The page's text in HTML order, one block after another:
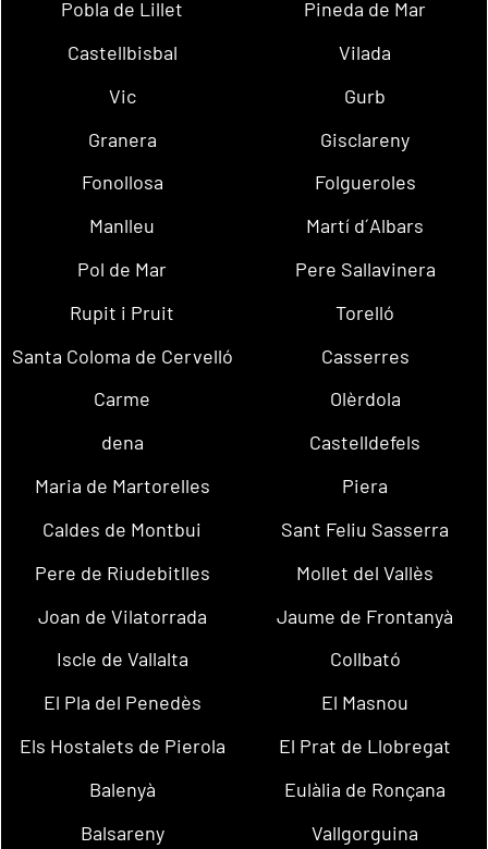
Pobla de Lillet
Pineda de Mar
Castellbisbal
Vilada
Vic
Gurb
Granera
Gisclareny
Fonollosa
Folgueroles
Manlleu
Martí d´Albars
Pol de Mar
Pere Sallavinera
Rupit i Pruit
Torelló
Santa Coloma de Cervelló
Casserres
Carme
Olèrdola
dena
Castelldefels
Maria de Martorelles
Piera
Caldes de Montbui
Sant Feliu Sasserra
Pere de Riudebitlles
Mollet del Vallès
Joan de Vilatorrada
Jaume de Frontanyà
Iscle de Vallalta
Collbató
El Pla del Penedès
El Masnou
Els Hostalets de Pierola
El Prat de Llobregat
Balenyà
Eulàlia de Ronçana
Balsareny
Vallgorguina